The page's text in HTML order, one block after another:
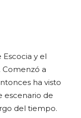
Escocia y el
a
ha visto
escenario de
del tiempo.